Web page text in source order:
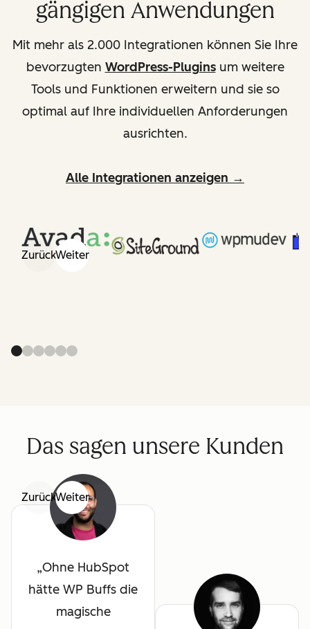
gängigen Anwendungen
Mit mehr als 2.000 Integrationen können Sie Ihre
bevorzugten WordPress-Pluginsum weitere
Tools und Funktionen erweitern und sie so
optimal auf Ihre individuellen Anforderungen
ausrichten.
Alle Integrationen anzeigen →
ZurückWeiter
Das sagen unsere Kunden
ZurückWeiter
Ohne HubSpot
hätte WP Buffs die
magische